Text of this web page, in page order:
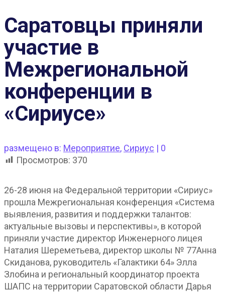
Саратовцы приняли
участие в
Межрегиональной
конференции в
«Сириусе»
размещено в: Мероприятие, Сириус | 0
Просмотров: 370
26-28 июня на Федеральной территории «Сириус»
прошла Межрегиональная конференция «Система
выявления, развития и поддержки талантов:
актуальные вызовы и перспективы», в которой
приняли участие директор Инженерного лицея
Наталия Шереметьева, директор школы № 77Анна
Скиданова, руководитель «Галактики 64» Элла
Злобина и региональный координатор проекта
ШАПС на территории Саратовской области Дарья